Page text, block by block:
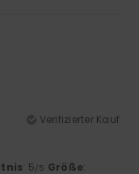
Verifizierter Kauf
: 5/5 Größe: